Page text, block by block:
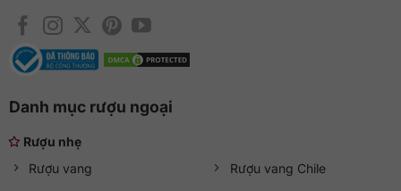
Danh mục rượu ngoại
Rượu nhẹ
Rượu vang
Rượu vang Chile